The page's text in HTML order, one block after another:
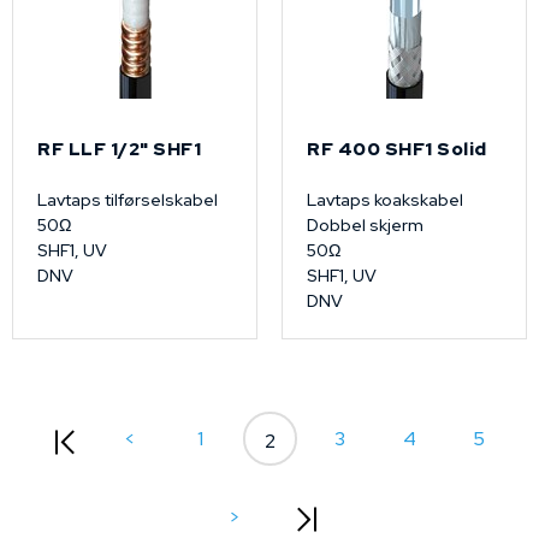
RF LLF 1/2" SHF1
Lavtaps tilførselskabel
50Ω
SHF1, UV
DNV
RF 400 SHF1 Solid
Lavtaps koakskabel
Dobbel skjerm
50Ω
SHF1, UV
DNV
< 1 2 3 4 5
>